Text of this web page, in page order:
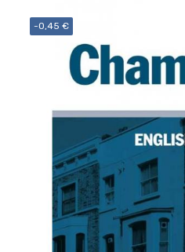
-0,45 €